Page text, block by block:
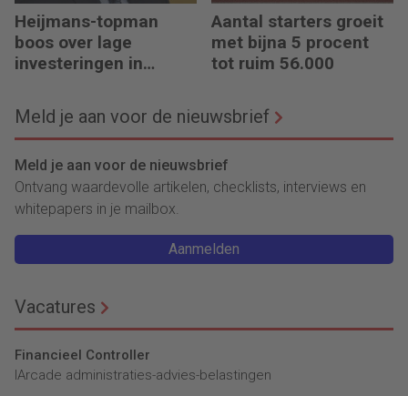
Heijmans-topman
boos over lage
investeringen in
Aantal starters groeit
met bijna 5 procent
tot ruim 56.000
Meld je aan voor de nieuwsbrief
Meld je aan voor de nieuwsbrief
Ontvang waardevolle artikelen, checklists, interviews en
whitepapers in je mailbox.
Aanmelden
Vacatures
Financieel Controller
lArcade administraties-advies-belastingen